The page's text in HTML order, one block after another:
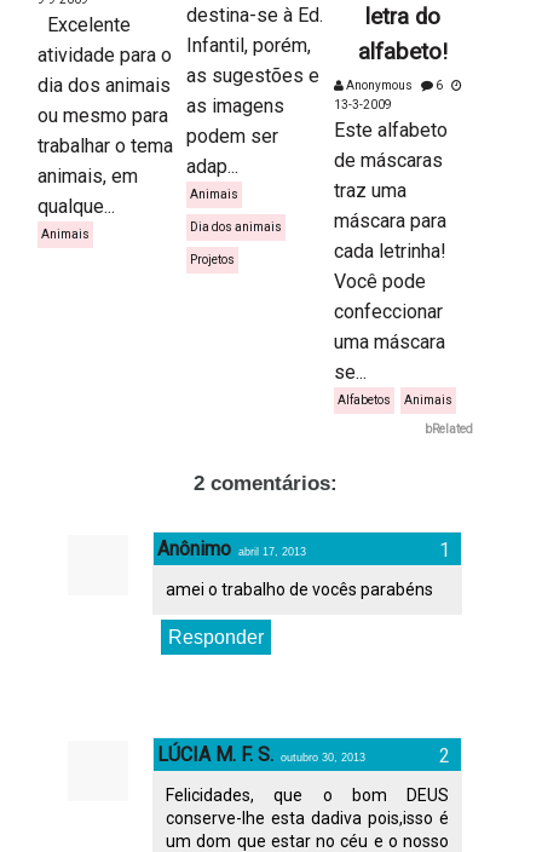
Excelente
atividade para o
dia dos animais
ou mesmo para
trabalhar o tema
animais, em
qualque...
Animais
destina-se à Ed.
Infantil, porém,
as sugestões e
as imagens
podem ser
adap...
Animais
Dia dos animais
Projetos
letra do
alfabeto!
Anonymous
6
13-3-2009
Este alfabeto
de máscaras
traz uma
máscara para
cada letrinha!
Você pode
confeccionar
uma máscara
se...
Alfabetos Animais
bRelated
2 comentários:
Anônimo abril 17, 2013
amei o trabalho de vocês parabéns
Responder
LÚCIA M. F. S. outubro 30, 2013
Felicidades, que o bom DEUS
conserve-lhe esta dadiva pois,isso é
um dom que estar no céu e o nosso